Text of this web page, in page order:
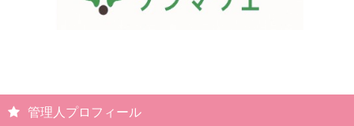
管理人プロフィール